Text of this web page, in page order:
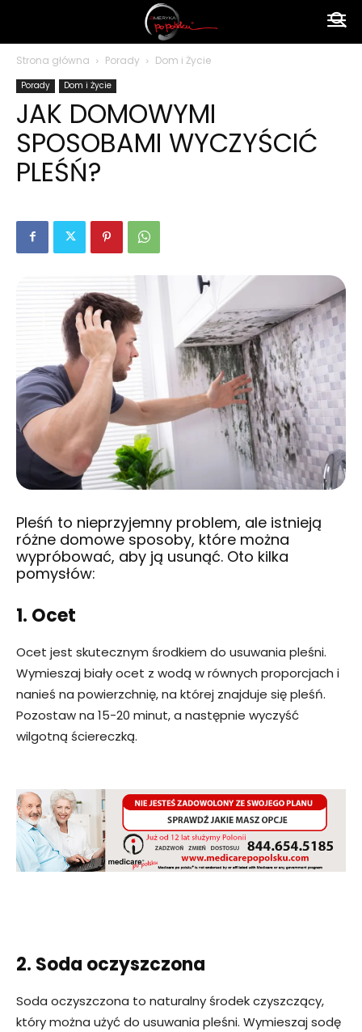
polsku
Strona główna Porady Dom i Życie
Porady Dom i Życie
JAK DOMOWYMI
SPOSOBAMI WYCZYŚCIĆ
PLEŚŃ?
Pleśń to nieprzyjemny problem, ale istnieją
różne domowe sposoby, które można
wypróbować, aby ją usunąć. Oto kilka
pomysłów:
1. Ocet
Ocet jest skutecznym środkiem do usuwania pleśni.
Wymieszaj biały ocet z wodą w równych proporcjach i
nanieś na powierzchnię, na której znajduje się pleśń.
Pozostaw na 15-20 minut, a następnie wyczyść
wilgotną ściereczką.
2. Soda oczyszczona
Soda oczyszczona to naturalny środek czyszczący,
który można użyć do usuwania pleśni. Wymieszaj sodę